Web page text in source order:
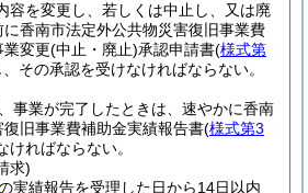
容を変更し、若しくは中止し、又は廃
に香南市法定外公共物災害復旧事業費
業変更(中止・廃止)承認申請書(様式第
その承認を受けなければならない。
事業が完了したときは、速やかに香南
旧事業費補助金実績報告書(様式第3
ければならない。
求)
実績報告を受理した日から14日以内